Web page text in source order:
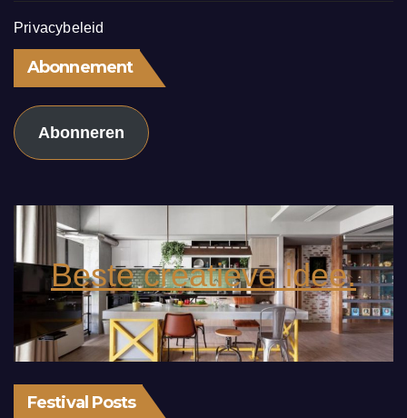
Privacybeleid
Abonnement
Abonneren
Beste creatieve idee.
Festival Posts